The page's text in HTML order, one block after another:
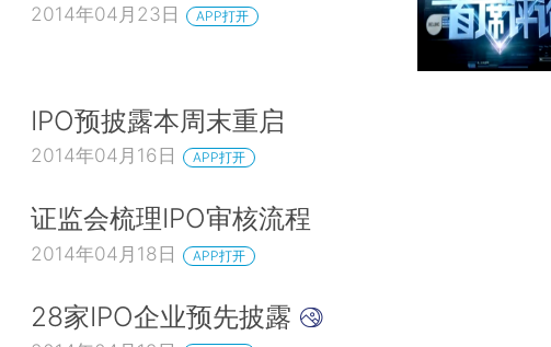
2014年04月23日 APP打开
IPO预披露本周末重启
2014年04月16日 APP打开
证监会梳理IPO审核流程
2014年04月18日 APP打开
28家IPO企业预先披露